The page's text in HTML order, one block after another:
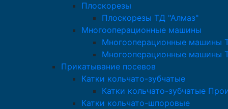
Плоскорезы
Плоскорезы ТД "Алмаз"
Многооперационные машины
Многооперационные машины
Многооперационные машины
Прикатывание посевов
Катки кольчато-зубчатые
Катки кольчато-зубчатые
Катки кольчато-шпоровые